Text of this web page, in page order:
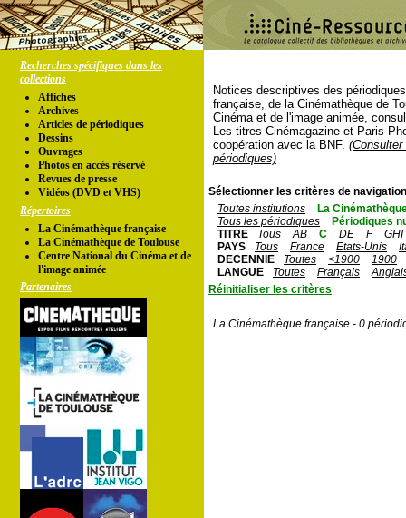
Recherches spécifiques dans les
collections
Affiches
Archives
Articles de périodiques
Dessins
Ouvrages
Photos en accés réservé
Revues de presse
Vidéos (DVD et VHS)
Répertoires
La Cinémathèque française
La Cinémathèque de Toulouse
Centre National du Cinéma et de
l'image animée
Partenaires
Notices descriptives des
française, de la Cinémathèque de
Cinéma et de l'image animée,
Les titres Cinémagazine et Paris-
coopération avec la BNF.
périodiques)
Sélectionner les critères de
Toutes institutions
La
Tous les périodiques
Périodiques
TITRE
Tous AB C DE F
GHI
PAYS
Tous France Etats-Unis
DECENNIE
Toutes <1900
1900
LANGUE
Toutes Français
Réinitialiser les critères
La Cinémathèque française - 0